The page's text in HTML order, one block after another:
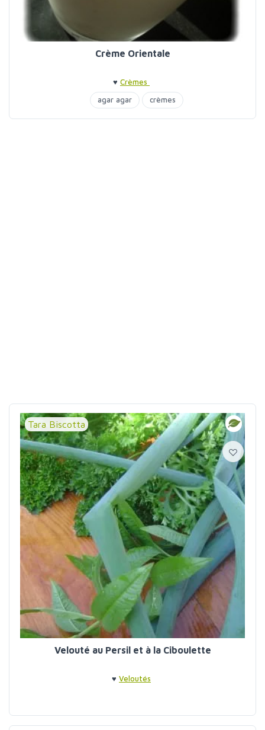
Crème Orientale
♥ Crèmes
agar agar
crèmes
Tara Biscotta
Velouté au Persil et à la Ciboulette
♥ Veloutés